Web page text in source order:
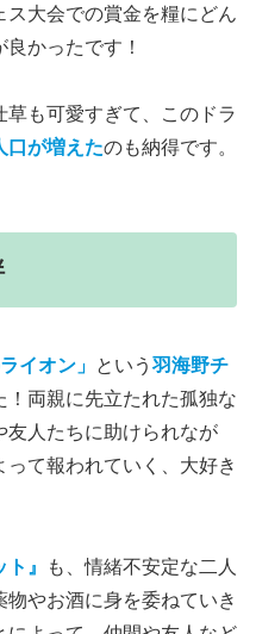
ス大会での賞金を糧にどん
かったです！
も可愛すぎて、このドラ
口が増えたのも納得です。
イオン」 という 羽海野チ
！両親に先立たれた孤独な
友人たちに助けられなが
て報われていく、大好き
』
も、情緒不安定な二人
やお酒に身を委ねていき